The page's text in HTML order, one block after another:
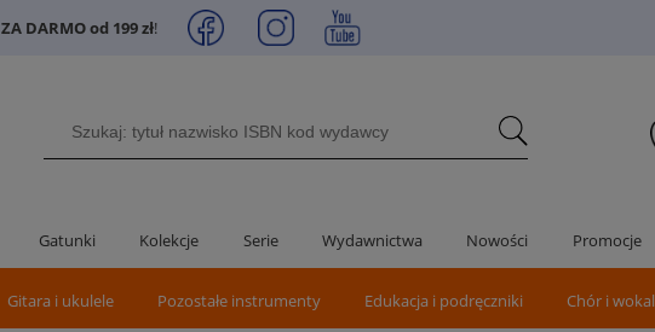
ZA DARMO od 199 zł!
Gatunki Kolekcje Serie Wydawnictwa Nowości Promocje
Gitara i ukulele Pozostałe instrumenty Edukacja i podręczniki Chór i wokal